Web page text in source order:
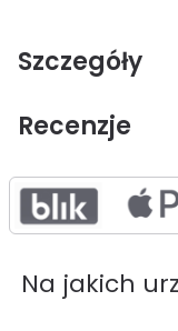
Szczegóły
Recenzje
Na jakich